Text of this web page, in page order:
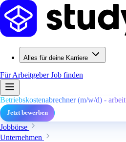
Alles für deine Karriere
Für ArbeitgeberJob finden
Betriebskostenabrechner (m/w/d) - arbeit
Jetzt bewerben
Jobbörse
Unternehmen